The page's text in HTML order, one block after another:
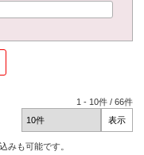
1 - 10件 /66件
みも可能です。